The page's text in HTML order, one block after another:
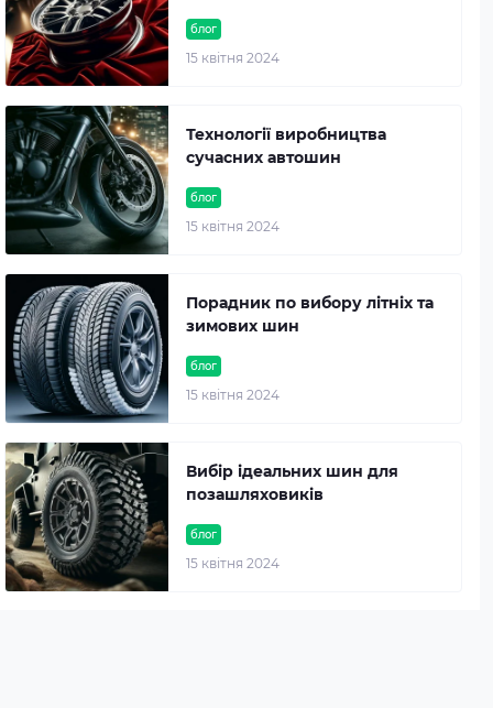
блог
15 квітня 2024
блог
15 квітня 2024
Технології виробництва
сучасних автошин
блог
15 квітня 2024
Порадник по вибору літніх та
зимових шин
блог
15 квітня 2024
Вибір ідеальних шин для
позашляховиків